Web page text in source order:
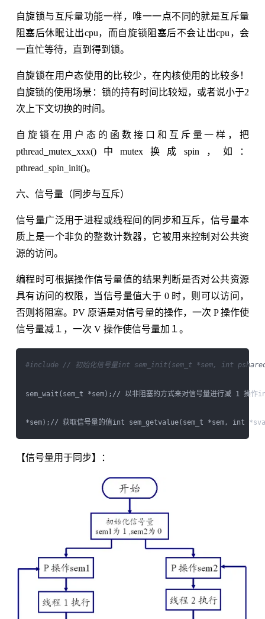
自旋锁与互斥量功能一样，唯一一点不同的就是互斥量
阻塞后休眠让出cpu，而自旋锁阻塞后不会让出cpu，会
一直忙等待，直到得到锁。
自旋锁在用户态使用的比较少，在内核使用的比较多！
自旋锁的使用场景：锁的持有时间比较短，或者说小于2
次上下文切换的时间。
自旋锁在用户态的函数接口和互斥量一样，把
pthread_mutex_xxx()中mutex换成spin，如：
pthread_spin_init()。
六、信号量（同步与互斥）
信号量广泛用于进程或线程间的同步和互斥，信号量本
质上是一个非负的整数计数器，它被用来控制对公共资
源的访问。
编程时可根据操作信号量值的结果判断是否对公共资源
具有访问的权限，当信号量值大于 0 时，则可以访问，
否则将阻塞。PV 原语是对信号量的操作，一次 P 操作使
信号量减１，一次 V 操作使信号量加１。
#include // 初始化信号量int sem_init(sem_t *sem, int
sem_wait(sem_t *sem);// 以非阻塞的方式来对信号量进行减 1
【信号量用于同步】：